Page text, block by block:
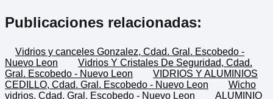
Publicaciones relacionadas:
Vidrios y canceles Gonzalez, Cdad. Gral. Escobedo -
Nuevo Leon
Vidrios Y Cristales De Seguridad, Cdad.
Gral. Escobedo - Nuevo Leon
VIDRIOS Y ALUMINIOS
CEDILLO, Cdad. Gral. Escobedo - Nuevo Leon
Wicho
vidrios, Cdad. Gral. Escobedo - Nuevo Leon
ALUMINIO